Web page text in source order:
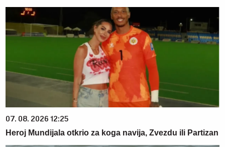
07. 08. 2026 12:25
Heroj Mundijala otkrio za koga navija, Zvezdu ili Partizan